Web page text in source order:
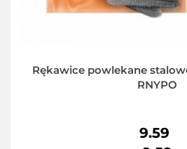
Rękawice powlekane
RNYPO
9.59